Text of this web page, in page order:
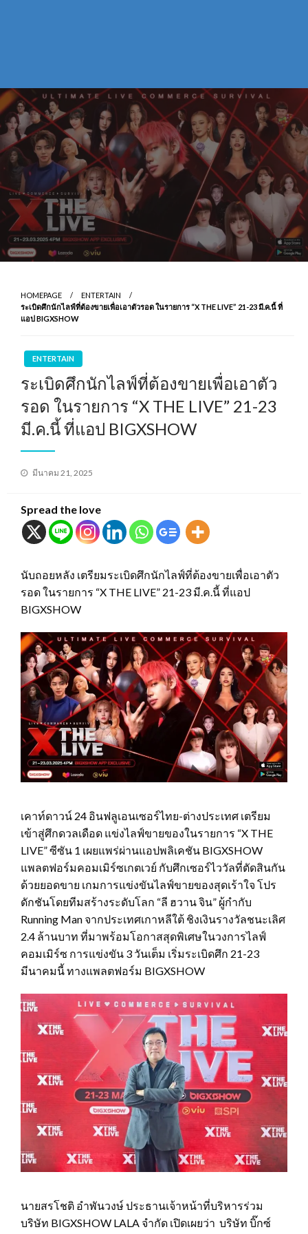
HOMEPAGE
ENTERTAIN
ระเบิดศึกนักไลฟ์ที่ต้องขายเพื่อเอาตัวรอด ในรายการ “X THE LIVE” 21-23 มี.ค.นี้ ที่
แอป BIGXSHOW
ENTERTAIN
ระเบิดศึกนักไลฟ์ที่ต้องขายเพื่อเอาตัว
รอด ในรายการ “X THE LIVE” 21-23
มี.ค.นี้ ที่แอป BIGXSHOW
Posted
มีนาคม 21, 2025
Spread the love
นับถอยหลัง เตรียมระเบิดศึกนักไลฟ์ที่ต้องขายเพื่อเอาตัว
รอด ในรายการ “X THE LIVE” 21-23 มี.ค.นี้ ที่แอป
BIGXSHOW
เคาท์ดาวน์ 24 อินฟลูเอนเซอร์ไทย-ต่างประเทศ เตรียม
เข้าสู่ศึกดวลเดือด แข่งไลฟ์ขายของในรายการ “X THE
LIVE” ซีซัน 1 เผยแพร่ผ่านแอปพลิเคชัน BIGXSHOW
แพลตฟอร์มคอมเมิร์ซเกตเวย์ กับศึกเซอร์ไววัลที่ตัดสินกัน
ด้วยยอดขาย เกมการแข่งขันไลฟ์ขายของสุดเร้าใจ โปร
ดักชันโดยทีมสร้างระดับโลก “ลี ฮวาน จิน” ผู้กำกับ
Running Man จากประเทศเกาหลีใต้ ชิงเงินรางวัลชนะเลิศ
2.4 ล้านบาท ที่มาพร้อมโอกาสสุดพิเศษในวงการไลฟ์
คอมเมิร์ซ การแข่งขัน 3 วันเต็ม เริ่มระเบิดศึก 21-23
มีนาคมนี้ ทางแพลตฟอร์ม BIGXSHOW
นายสรโชติ อำพันวงษ์ ประธานเจ้าหน้าที่บริหารร่วม
บริษัท BIGXSHOW LALA จำกัด เปิดเผยว่า บริษัท บิ๊กซ์